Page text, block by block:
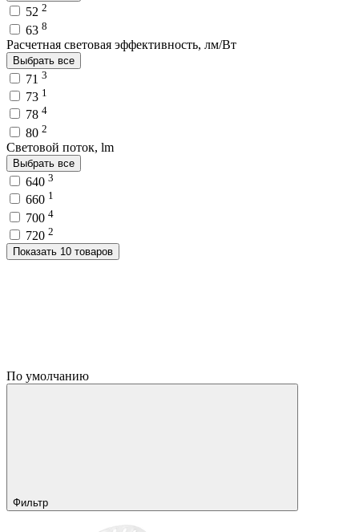
52 2
63 8
Расчетная световая эффективность, лм/Вт
Выбрать все
71 3
73 1
78 4
80 2
Световой поток, lm
Выбрать все
640 3
660 1
700 4
720 2
Показать 10 товаров
По умолчанию
Фильтр